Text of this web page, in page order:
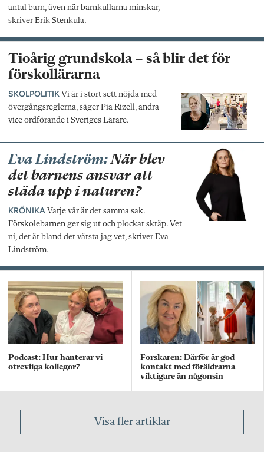
antal barn, även när barnkullarna minskar,
skriver Erik Stenkula.
Tioårig grundskola – så blir det för
förskollärarna
SKOLPOLITIK Vi är i stort sett nöjda med
övergångsreglerna, säger Pia Rizell, andra
vice ordförande i Sveriges Lärare.
Eva Lindström:När blev
det barnens ansvar att
städa upp i naturen?
KRÖNIKA Varje vår är det samma sak.
Förskolebarnen ger sig ut och plockar skräp. Vet
ni, det är bland det värsta jag vet, skriver Eva
Lindström.
Podcast: Hur hanterar vi
otrevliga kollegor?
Forskaren: Därför är god
kontakt med föräldrarna
viktigare än någonsin
Visa fler artiklar